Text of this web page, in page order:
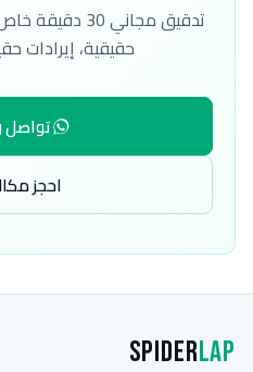
تدقيق مجاني
حقيقية، إيرادات
تواصل
احجز
SpiderLap